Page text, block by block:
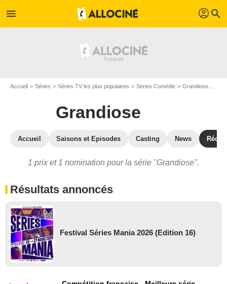
menu profil search
Accueil Séries Séries TV les plus populaires Séries Comédie Grandiose
Grandiose
Accueil Saisons et Episodes Casting News
1 prix et 1 nomination pour la série "Grandiose".
Résultats annoncés
Festival Séries Mania 2026 (Edition 16)